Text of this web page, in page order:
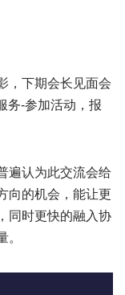
，下期会长见面会
务-参加活动，报
遍认为此交流会给
向的机会，能让更
同时更快的融入协
。